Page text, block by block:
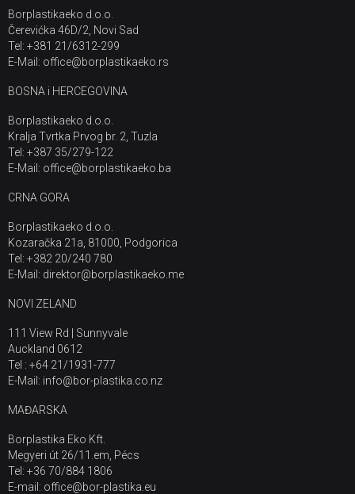
Borplastikaeko d.o.o.
Čerevićka 46D/2, Novi Sad
Tel: +381 21/6312-299
E-Mail: office@borplastikaeko.rs
BOSNA i HERCEGOVINA
Borplastikaeko d.o.o.
Kralja Tvrtka Prvog br. 2, Tuzla
Tel: +387 35/279-122
E-Mail: office@borplastikaeko.ba
CRNA GORA
Borplastikaeko d.o.o.
Kozaračka 21a, 81000, Podgorica
Tel: +382 20/240 780
E-Mail: direktor@borplastikaeko.me
NOVI ZELAND
111 View Rd | Sunnyvale
Auckland 0612
Tel : +64 21/1931-777
E-Mail: info@bor-plastika.co.nz
MAĐARSKA
Borplastika Eko Kft.
Megyeri út 26/11.em, Pécs
Tel: +36 70/884 1806
E-mail: office@bor-plastika.eu